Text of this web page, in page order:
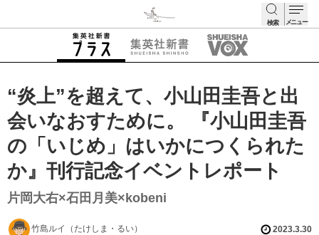
検索 メニュー
“炎上”を超えて、小山田圭吾と出
会いなおすために。 『小山田圭吾
の「いじめ」はいかにつくられた
か』刊行記念イベントレポート
片岡大右×石田月美×kobeni
竹島ルイ（たけしま・るい） 2023.3.30